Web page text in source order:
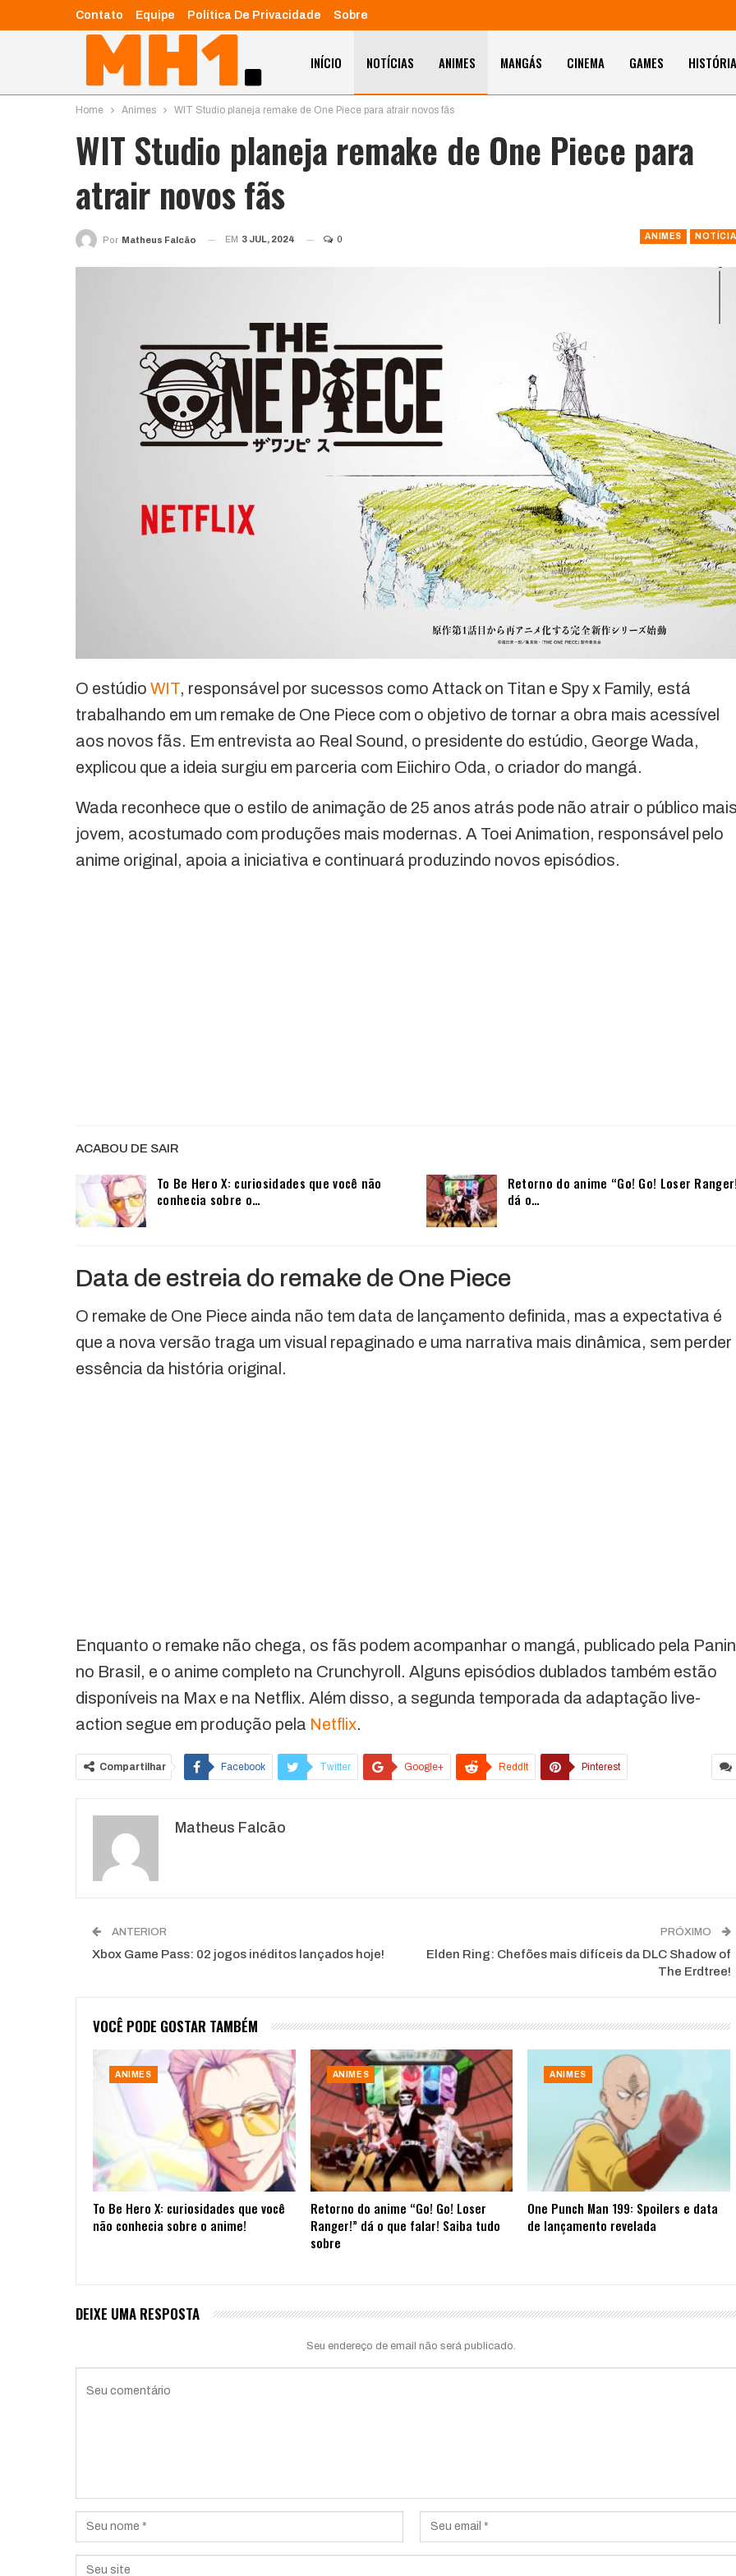
Contato Equipe Política De Privacidade Sobre
INÍCIO NOTÍCIAS ANIMES MANGÁS CINEMA GAMES HISTÓRIA
Home Animes WIT Studio planeja remake de One Piece para atrair novos fãs
WIT Studio planeja remake de One Piece para
atrair novos fãs
ANIMES
Por Matheus Falcão EM 3 JUL, 2024 0
O estúdio WIT, responsável por sucessos como Attack on Titan e Spy x Family, está
trabalhando em um remake de One Piece com o objetivo de tornar a obra mais acessível
aos novos fãs. Em entrevista ao Real Sound, o presidente do estúdio, George Wada,
explicou que a ideia surgiu em parceria com Eiichiro Oda, o criador do mangá.
Wada reconhece que o estilo de animação de 25 anos atrás pode não atrair o público
jovem, acostumado com produções mais modernas. A Toei Animation, responsável pelo
anime original, apoia a iniciativa e continuará produzindo novos episódios.
ACABOU DE SAIR
To Be Hero X: curiosidades que você não
conhecia sobre o…
Retorno do anime “Go! Go! Loser
dá o…
Data de estreia do remake de One Piece
O remake de One Piece ainda não tem data de lançamento definida, mas a expectativa é
que a nova versão traga um visual repaginado e uma narrativa mais dinâmica, sem perder
essência da história original.
Enquanto o remake não chega, os fãs podem acompanhar o mangá, publicado pela
no Brasil, e o anime completo na Crunchyroll. Alguns episódios dublados também estão
disponíveis na Max e na Netflix. Além disso, a segunda temporada da adaptação live-
action segue em produção pela Netflix.
Compartilhar Facebook Twitter Google+ ReddIt Pinterest
Matheus Falcão
ANTERIOR
Xbox Game Pass: 02 jogos inéditos lançados hoje!
PRÓXIMO
Elden Ring: Chefões mais difíceis da DLC Shadow of
The Erdtree!
VOCÊ PODE GOSTAR TAMBÉM
ANIMES
To Be Hero X: curiosidades que você
não conhecia sobre o anime!
ANIMES
Retorno do anime “Go! Go! Loser
Ranger!” dá o que falar! Saiba tudo
sobre
ANIMES
One Punch Man 199: Spoilers e data
de lançamento revelada
DEIXE UMA RESPOSTA
Seu endereço de email não será publicado.